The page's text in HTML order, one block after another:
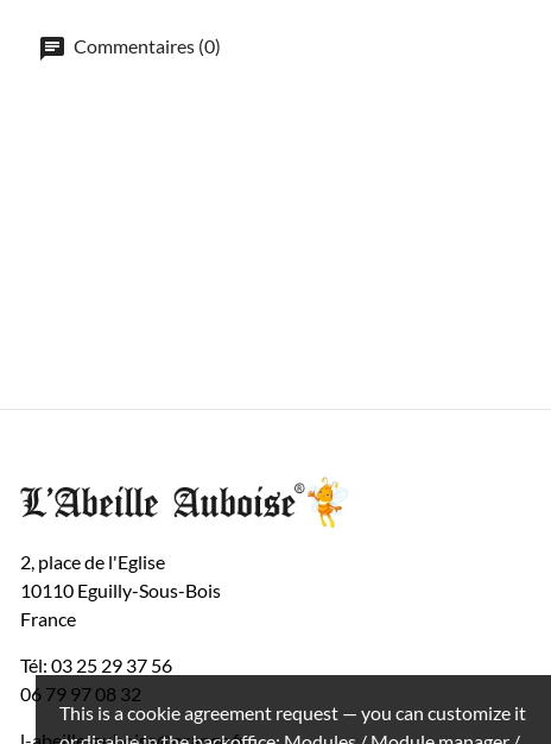
This is a cookie agreement request — you can customize it
Commentaires (0)
2, place de l'Eglise
10110 Eguilly-Sous-Bois
France
Tél: 03 25 29 37 56
06 79 97 08 32